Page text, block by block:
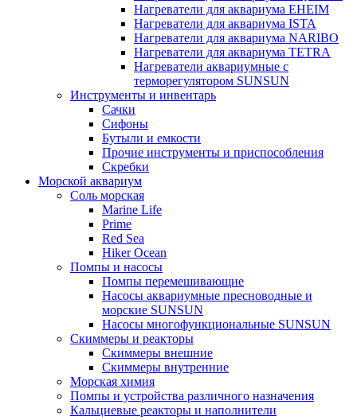
Нагреватели для аквариума EHEIM
Нагреватели для аквариума ISTA
Нагреватели для аквариума NARIBO
Нагреватели для аквариума TETRA
Нагреватели аквариумные с
терморегулятором SUNSUN
Инструменты и инвентарь
Сачки
Сифоны
Бутыли и емкости
Прочие инструменты и приспособления
Скребки
Морской аквариум
Соль морская
Marine Life
Prime
Red Sea
Hiker Ocean
Помпы и насосы
Помпы перемешивающие
Насосы аквариумные пресноводные и
морские SUNSUN
Насосы многофункциональные SUNSUN
Скиммеры и реакторы
Скиммеры внешние
Скиммеры внутренние
Морская химия
Помпы и устройства различного назначения
Кальциевые реакторы и наполнители